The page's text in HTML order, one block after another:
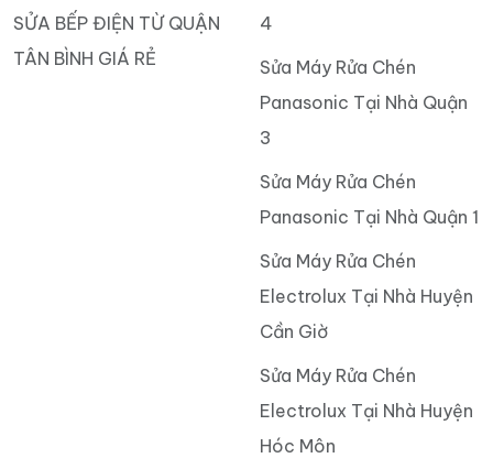
SỬA BẾP ĐIỆN TỪ QUẬN
TÂN BÌNH GIÁ RẺ
4
Sửa Máy Rửa Chén
Panasonic Tại Nhà Quận
3
Sửa Máy Rửa Chén
Panasonic Tại Nhà Quận 1
Sửa Máy Rửa Chén
Electrolux Tại Nhà Huyện
Cần Giờ
Sửa Máy Rửa Chén
Electrolux Tại Nhà Huyện
Hóc Môn